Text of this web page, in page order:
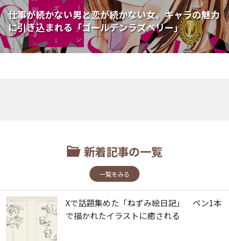
仕事が続かない男と恋が続かない女。キャラの魅力
に引き込まれる「ゴールデンラズベリー」
新着記事の一覧
一覧をみる
Xで話題集めた「ねずみ絵日記」 ペン1本
で描かれたイラストに癒される